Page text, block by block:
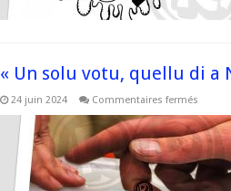
de
la
« Un solu votu, quellu di a
24 juin 2024 Commentaires ferméssur
solu
votu,
quellu
di
a